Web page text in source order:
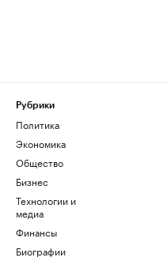
Рубрики
Политика
Экономика
Общество
Бизнес
Технологии и
медиа
Финансы
Биографии